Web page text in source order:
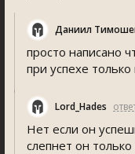
Даниил
просто написано
при успехе
Lord_Hade
Нет если он
слепнет он